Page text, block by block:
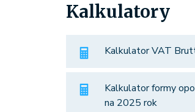
Kalkulatory
Kalkulator VAT
Kalkulator formy
na 2025 rok